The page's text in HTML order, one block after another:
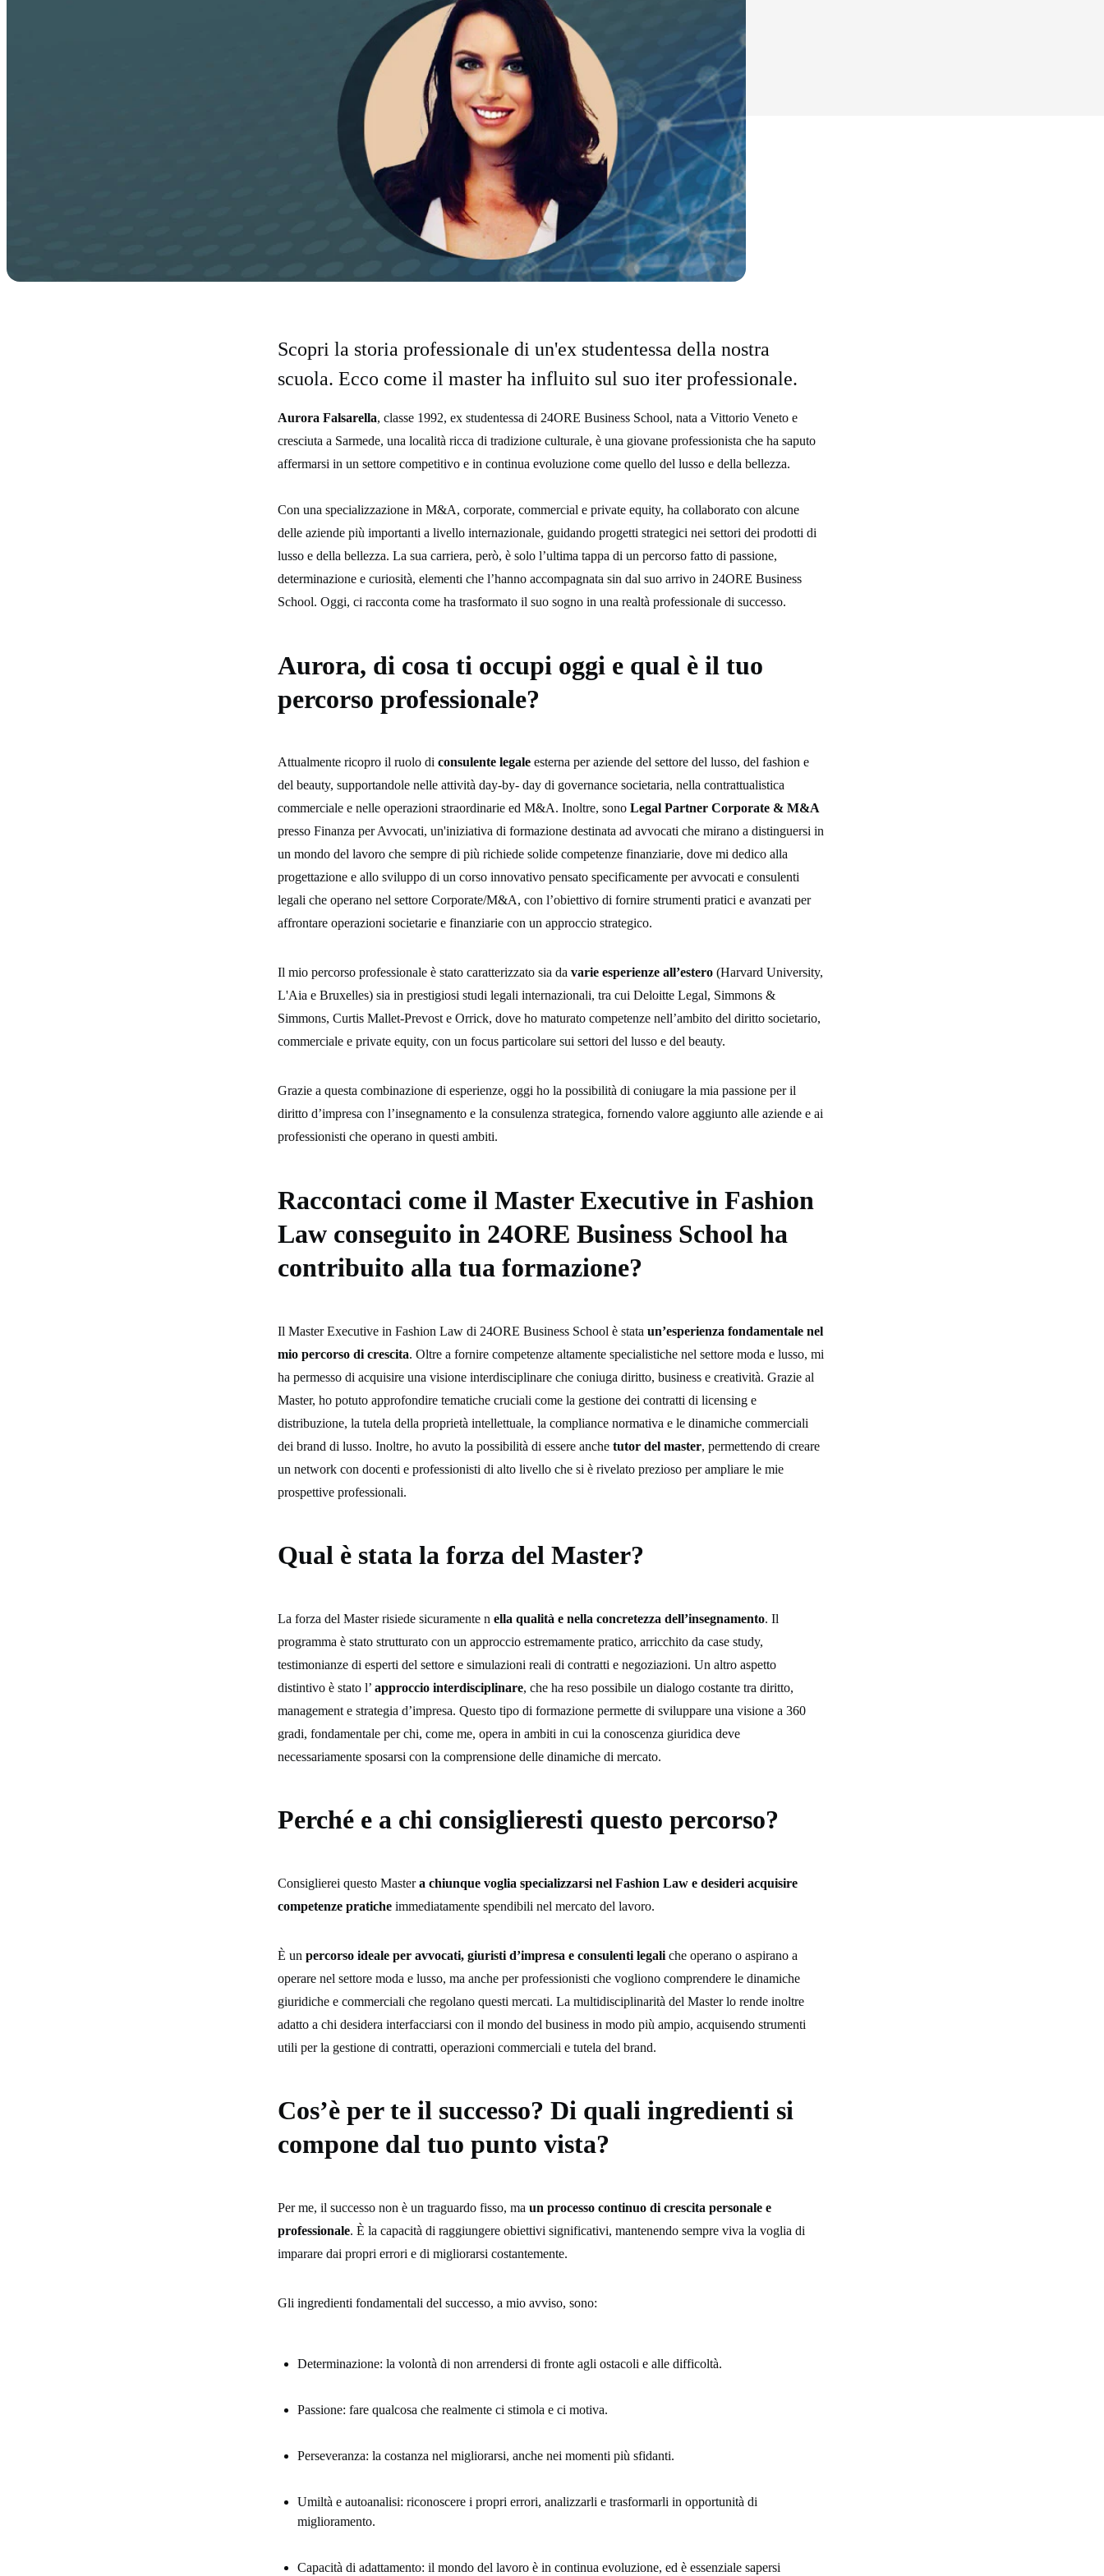
Scopri la storia professionale di un'ex studentessa della nostra
scuola. Ecco come il master ha influito sul suo iter professionale.
Aurora Falsarella, classe 1992, ex studentessa di 24ORE Business School, nata a Vittorio Veneto e
cresciuta a Sarmede, una località ricca di tradizione culturale, è una giovane professionista che ha saputo
affermarsi in un settore competitivo e in continua evoluzione come quello del lusso e della bellezza.
Con una specializzazione in M&A, corporate, commercial e private equity, ha collaborato con alcune
delle aziende più importanti a livello internazionale, guidando progetti strategici nei settori dei prodotti di
lusso e della bellezza. La sua carriera, però, è solo l’ultima tappa di un percorso fatto di passione,
determinazione e curiosità, elementi che l’hanno accompagnata sin dal suo arrivo in 24ORE Business
School. Oggi, ci racconta come ha trasformato il suo sogno in una realtà professionale di successo.
Aurora, di cosa ti occupi oggi e qual è il tuo
percorso professionale?
Attualmente ricopro il ruolo di consulente legale esterna per aziende del settore del lusso, del fashion e
del beauty, supportandole nelle attività day-by- day di governance societaria, nella contrattualistica
commerciale e nelle operazioni straordinarie ed M&A. Inoltre, sono Legal Partner Corporate & M&A
presso Finanza per Avvocati, un'iniziativa di formazione destinata ad avvocati che mirano a distinguersi in
un mondo del lavoro che sempre di più richiede solide competenze finanziarie, dove mi dedico alla
progettazione e allo sviluppo di un corso innovativo pensato specificamente per avvocati e consulenti
legali che operano nel settore Corporate/M&A, con l’obiettivo di fornire strumenti pratici e avanzati per
affrontare operazioni societarie e finanziarie con un approccio strategico.
Il mio percorso professionale è stato caratterizzato sia da varie esperienze all’estero (Harvard University,
L'Aia e Bruxelles) sia in prestigiosi studi legali internazionali, tra cui Deloitte Legal, Simmons &
Simmons, Curtis Mallet-Prevost e Orrick, dove ho maturato competenze nell’ambito del diritto societario,
commerciale e private equity, con un focus particolare sui settori del lusso e del beauty.
Grazie a questa combinazione di esperienze, oggi ho la possibilità di coniugare la mia passione per il
diritto d’impresa con l’insegnamento e la consulenza strategica, fornendo valore aggiunto alle aziende e ai
professionisti che operano in questi ambiti.
Raccontaci come il Master Executive in Fashion
Law conseguito in 24ORE Business School ha
contribuito alla tua formazione?
Il Master Executive in Fashion Law di 24ORE Business School è stata un’esperienza fondamentale nel
mio percorso di crescita. Oltre a fornire competenze altamente specialistiche nel settore moda e lusso, mi
ha permesso di acquisire una visione interdisciplinare che coniuga diritto, business e creatività. Grazie al
Master, ho potuto approfondire tematiche cruciali come la gestione dei contratti di licensing e
distribuzione, la tutela della proprietà intellettuale, la compliance normativa e le dinamiche commerciali
dei brand di lusso. Inoltre, ho avuto la possibilità di essere anche tutor del master, permettendo di creare
un network con docenti e professionisti di alto livello che si è rivelato prezioso per ampliare le mie
prospettive professionali.
Qual è stata la forza del Master?
La forza del Master risiede sicuramente n ella qualità e nella concretezza dell’insegnamento. Il
programma è stato strutturato con un approccio estremamente pratico, arricchito da case study,
testimonianze di esperti del settore e simulazioni reali di contratti e negoziazioni. Un altro aspetto
distintivo è stato l’ approccio interdisciplinare, che ha reso possibile un dialogo costante tra diritto,
management e strategia d’impresa. Questo tipo di formazione permette di sviluppare una visione a 360
gradi, fondamentale per chi, come me, opera in ambiti in cui la conoscenza giuridica deve
necessariamente sposarsi con la comprensione delle dinamiche di mercato.
Perché e a chi consiglieresti questo percorso?
Consiglierei questo Mastera chiunque voglia specializzarsi nel Fashion Law e desideri acquisire
competenze pratiche immediatamente spendibili nel mercato del lavoro.
È un percorso ideale per avvocati, giuristi d’impresa e consulenti legali che operano o aspirano a
operare nel settore moda e lusso, ma anche per professionisti che vogliono comprendere le dinamiche
giuridiche e commerciali che regolano questi mercati. La multidisciplinarità del Master lo rende inoltre
adatto a chi desidera interfacciarsi con il mondo del business in modo più ampio, acquisendo strumenti
utili per la gestione di contratti, operazioni commerciali e tutela del brand.
Cos’è per te il successo? Di quali ingredienti si
compone dal tuo punto vista?
Per me, il successo non è un traguardo fisso, ma un processo continuo di crescita personale e
professionale. È la capacità di raggiungere obiettivi significativi, mantenendo sempre viva la voglia di
imparare dai propri errori e di migliorarsi costantemente.
Gli ingredienti fondamentali del successo, a mio avviso, sono:
Determinazione: la volontà di non arrendersi di fronte agli ostacoli e alle difficoltà.
Passione: fare qualcosa che realmente ci stimola e ci motiva.
Perseveranza: la costanza nel migliorarsi, anche nei momenti più sfidanti.
Umiltà e autoanalisi: riconoscere i propri errori, analizzarli e trasformarli in opportunità di
miglioramento.
Capacità di adattamento: il mondo del lavoro è in continua evoluzione, ed è essenziale sapersi